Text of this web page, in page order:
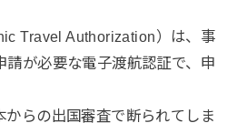
Travel Authorization）は、事
請が必要な電子渡航認証で、申
からの出国審査で断られてしま